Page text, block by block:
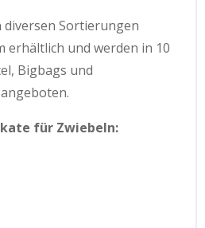
diversen Sortierungen
erhältlich und werden in 10
Bigbags und
für Zwiebeln: